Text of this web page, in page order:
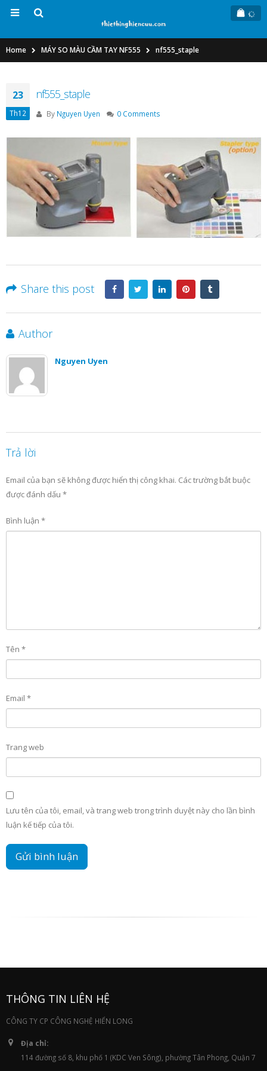
Home MÁY SO MÀU CẦM TAY NF555 nf555_staple
23
Th12
nf555_staple
By Nguyen Uyen 0 Comments
Share this post
Author
Nguyen Uyen
Trả lời
Email của bạn sẽ không được hiển thị công khai. Các trường bắt buộc
được đánh dấu *
Bình luận *
Tên *
Email *
Trang web
Lưu tên của tôi, email, và trang web trong trình duyệt này cho lần bình
luận kế tiếp của tôi.
THÔNG TIN LIÊN HỆ
CÔNG TY CP CÔNG NGHỆ HIỂN LONG
Địa chỉ:
114 đường số 8, khu phố 1 (KDC Ven Sông), phường Tân Phong, Quận 7